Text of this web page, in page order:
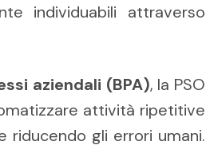
individuabili attraverso
aziendali (BPA), la PSO
attività ripetitive
riducendo gli errori umani.